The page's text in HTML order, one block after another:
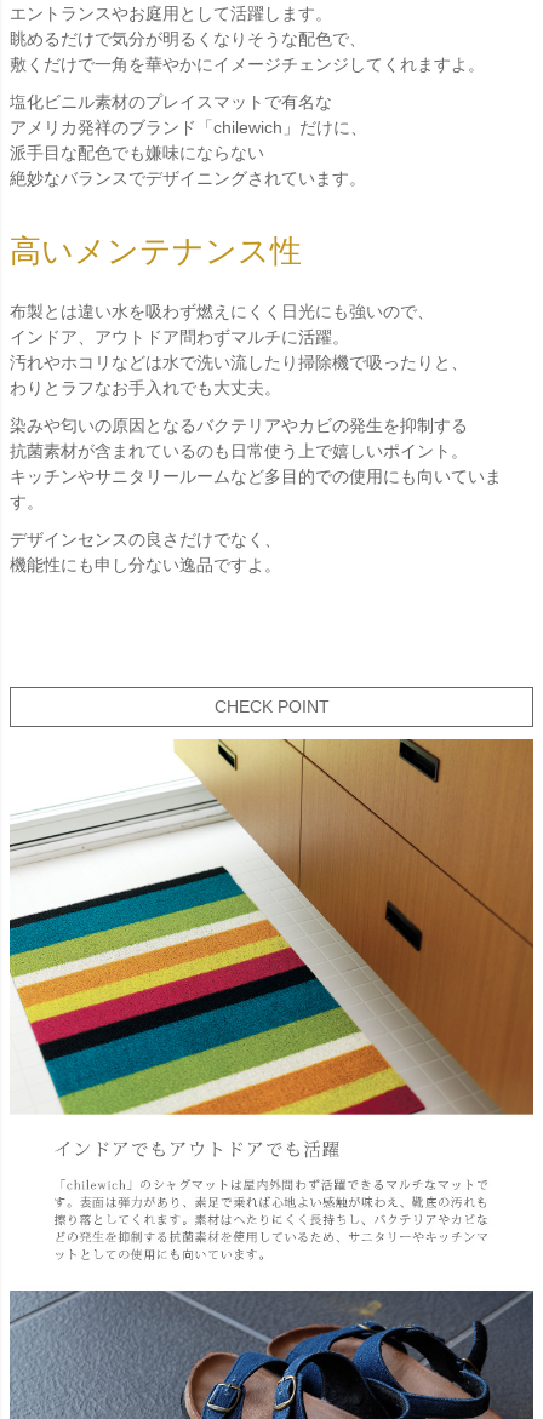
エントランスやお庭用として活躍します。
眺めるだけで気分が明るくなりそうな配色で、
敷くだけで一角を華やかにイメージチェンジしてくれますよ。
塩化ビニル素材のプレイスマットで有名な
アメリカ発祥のブランド「chilewich」だけに、
派手目な配色でも嫌味にならない
絶妙なバランスでデザイニングされています。
高いメンテナンス性
布製とは違い水を吸わず燃えにくく日光にも強いので、
インドア、アウトドア問わずマルチに活躍。
汚れやホコリなどは水で洗い流したり掃除機で吸ったりと、
わりとラフなお手入れでも大丈夫。
染みや匂いの原因となるバクテリアやカビの発生を抑制する
抗菌素材が含まれているのも日常使う上で嬉しいポイント。
キッチンやサニタリールームなど多目的での使用にも向いていま
す。
デザインセンスの良さだけでなく、
機能性にも申し分ない逸品ですよ。
CHECK POINT